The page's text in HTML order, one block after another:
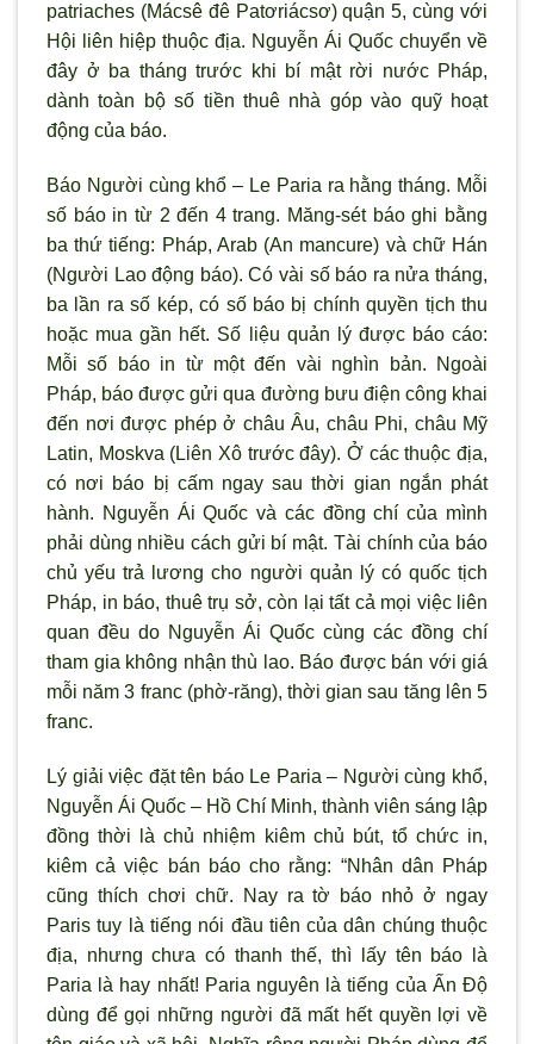
patriaches (Mácsê đê Patơriácsơ) quận 5, cùng với
Hội liên hiệp thuộc địa. Nguyễn Ái Quốc chuyển về
đây ở ba tháng trước khi bí mật rời nước Pháp,
dành toàn bộ số tiền thuê nhà góp vào quỹ hoạt
động của báo.
Báo Người cùng khổ – Le Paria ra hằng tháng. Mỗi
số báo in từ 2 đến 4 trang. Măng-sét báo ghi bằng
ba thứ tiếng: Pháp, Arab (An mancure) và chữ Hán
(Người Lao động báo). Có vài số báo ra nửa tháng,
ba lần ra số kép, có số báo bị chính quyền tịch thu
hoặc mua gần hết. Số liệu quản lý được báo cáo:
Mỗi số báo in từ một đến vài nghìn bản. Ngoài
Pháp, báo được gửi qua đường bưu điện công khai
đến nơi được phép ở châu Âu, châu Phi, châu Mỹ
Latin, Moskva (Liên Xô trước đây). Ở các thuộc địa,
có nơi báo bị cấm ngay sau thời gian ngắn phát
hành. Nguyễn Ái Quốc và các đồng chí của mình
phải dùng nhiều cách gửi bí mật. Tài chính của báo
chủ yếu trả lương cho người quản lý có quốc tịch
Pháp, in báo, thuê trụ sở, còn lại tất cả mọi việc liên
quan đều do Nguyễn Ái Quốc cùng các đồng chí
tham gia không nhận thù lao. Báo được bán với giá
mỗi năm 3 franc (phờ-răng), thời gian sau tăng lên 5
franc.
Lý giải việc đặt tên báo Le Paria – Người cùng khổ,
Nguyễn Ái Quốc – Hồ Chí Minh, thành viên sáng lập
đồng thời là chủ nhiệm kiêm chủ bút, tổ chức in,
kiêm cả việc bán báo cho rằng: “Nhân dân Pháp
cũng thích chơi chữ. Nay ra tờ báo nhỏ ở ngay
Paris tuy là tiếng nói đầu tiên của dân chúng thuộc
địa, nhưng chưa có thanh thế, thì lấy tên báo là
Paria là hay nhất! Paria nguyên là tiếng của Ấn Ðộ
dùng để gọi những người đã mất hết quyền lợi về